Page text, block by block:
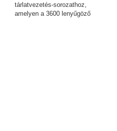
tárlatvezetés-sorozathoz,
amelyen a 3600 lenyűgöző